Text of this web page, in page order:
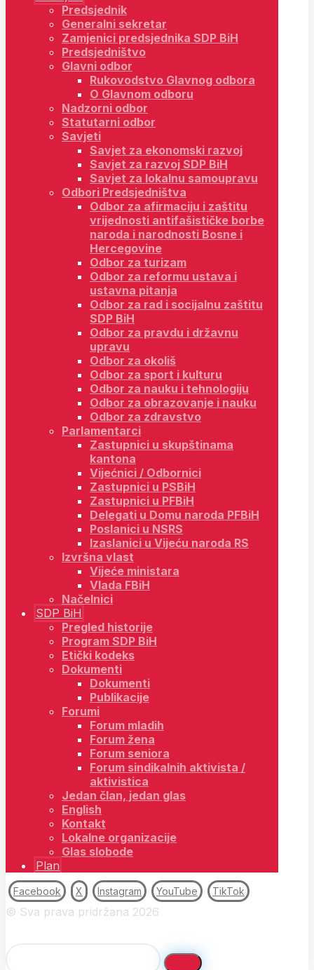
Predsjednik
Generalni sekretar
Zamjenici predsjednika SDP BiH
Predsjedništvo
Glavni odbor
Rukovodstvo Glavnog odbora
O Glavnom odboru
Nadzorni odbor
Statutarni odbor
Savjeti
Savjet za ekonomski razvoj
Savjet za razvoj SDP BiH
Savjet za lokalnu samoupravu
Odbori Predsjedništva
Odbor za afirmaciju i zaštitu
vrijednosti antifašističke borbe
naroda i narodnosti Bosne i
Hercegovine
Odbor za turizam
Odbor za reformu ustava i
ustavna pitanja
Odbor za rad i socijalnu zaštitu
SDP BiH
Odbor za pravdu i državnu
upravu
Odbor za okoliš
Odbor za sport i kulturu
Odbor za nauku i tehnologiju
Odbor za obrazovanje i nauku
Odbor za zdravstvo
Parlamentarci
Zastupnici u skupštinama
kantona
Vijećnici / Odbornici
Zastupnici u PSBiH
Zastupnici u PFBiH
Delegati u Domu naroda PFBiH
Poslanici u NSRS
Izaslanici u Vijeću naroda RS
Izvršna vlast
Vijeće ministara
Vlada FBiH
Načelnici
SDP BiH
Pregled historije
Program SDP BiH
Etički kodeks
Dokumenti
Dokumenti
Publikacije
Forumi
Forum mladih
Forum žena
Forum seniora
Forum sindikalnih aktivista /
aktivistica
Jedan član, jedan glas
English
Kontakt
Lokalne organizacije
Glas slobode
Plan
Facebook X Instagram YouTube TikTok
© Sva prava pridržana 2026